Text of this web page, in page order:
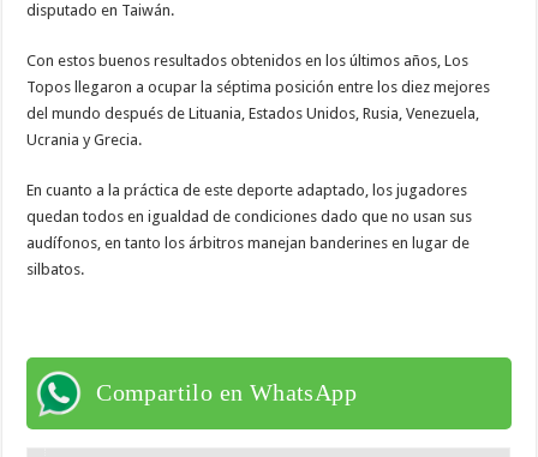
disputado en Taiwán.
Con estos buenos resultados obtenidos en los últimos años, Los
Topos llegaron a ocupar la séptima posición entre los diez mejores
del mundo después de Lituania, Estados Unidos, Rusia, Venezuela,
Ucrania y Grecia.
En cuanto a la práctica de este deporte adaptado, los jugadores
quedan todos en igualdad de condiciones dado que no usan sus
audífonos, en tanto los árbitros manejan banderines en lugar de
silbatos.
Compartilo en WhatsApp